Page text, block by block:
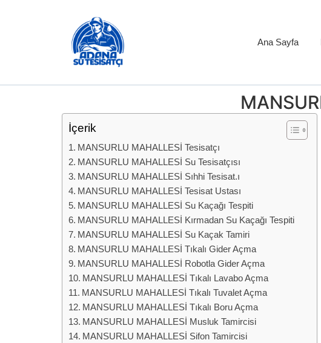
Ana Sayfa
İçerik
MANSURLU MAHALLESİ Tesisatçı
MANSURLU MAHALLESİ Su Tesisatçısı
MANSURLU MAHALLESİ Sıhhi Tesisat.ı
MANSURLU MAHALLESİ Tesisat Ustası
MANSURLU MAHALLESİ Su Kaçağı Tespiti
MANSURLU MAHALLESİ Kırmadan Su Kaçağı Tespiti
MANSURLU MAHALLESİ Su Kaçak Tamiri
MANSURLU MAHALLESİ Tıkalı Gider Açma
MANSURLU MAHALLESİ Robotla Gider Açma
MANSURLU MAHALLESİ Tıkalı Lavabo Açma
MANSURLU MAHALLESİ Tıkalı Tuvalet Açma
MANSURLU MAHALLESİ Tıkalı Boru Açma
MANSURLU MAHALLESİ Musluk Tamircisi
MANSURLU MAHALLESİ Sifon Tamircisi